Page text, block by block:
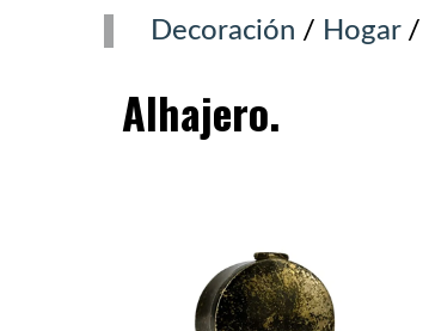
Decoración / Hogar/
Alhajero.